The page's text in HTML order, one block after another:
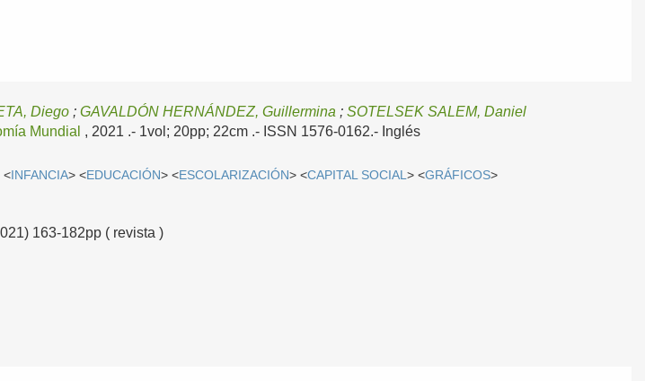
Diego ;GAVALDÓN HERNÁNDEZ, Guillermina ;SOTELSEK SALEM, Daniel
Mundial , 2021 .- 1vol; 20pp; 22cm .- ISSN 1576-0162.- Inglés
< INFANCIA> <EDUCACIÓN> <ESCOLARIZACIÓN> <CAPITAL SOCIAL> <GRÁFICOS>
163-182pp ( revista )